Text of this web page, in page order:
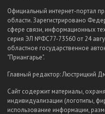
Официальный интернет-портал
области. Зарегистрировано
сфере связи, информационных
серия ЭЛ №ФС77-73560 от 24
областное государственное
"Приангарье".
Главный редактор: Люстрицкий
Сайт содержит материалы,
индивидуализации (логотипы,
использование информации,